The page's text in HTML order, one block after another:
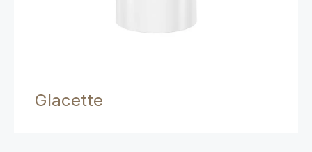
Glacette